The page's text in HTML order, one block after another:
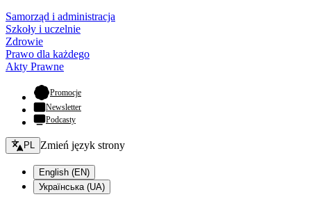
Samorząd i administracja
Szkoły i uczelnie
Zdrowie
Prawo dla każdego
Akty Prawne
Promocje- otwiera się w nowej karcie
Newsletter
Podcasty
Zmień język - bieżący:
PL Zmień język strony
English (EN)
Українська (UA)